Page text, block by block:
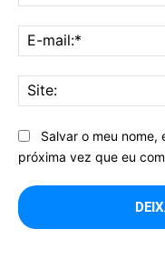
Salvar o meu
próxima vez que eu